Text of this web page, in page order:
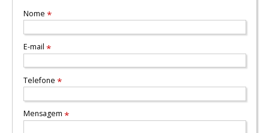
Nome *
E-mail *
Telefone *
Mensagem *